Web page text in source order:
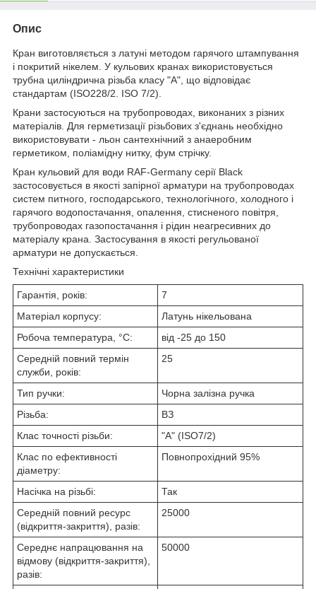
Опис
Кран виготовляється з латуні методом гарячого штампування
і покритий нікелем. У кульових кранах використовується
трубна циліндрична різьба класу "А", що відповідає
стандартам (ISO228/2. ISO 7/2).
Крани застосуються на трубопроводах, виконаних з різних
матеріалів. Для герметизації різьбових з'єднань необхідно
використовувати - льон сантехнічний з анаеробним
герметиком, поліамідну нитку, фум стрічку.
Кран кульовий для води RAF-Germany серії Black
застосовується в якості запірної арматури на трубопроводах
систем питного, господарського, технологічного, холодного і
гарячого водопостачання, опалення, стисненого повітря,
трубопроводах газопостачання і рідин неагресивних до
матеріалу крана. Застосування в якості регульованої
арматури не допускається.
Технічні характеристики
Гарантія, років:
7
Матеріал корпусу:
Латунь нікельована
Робоча температура, °C:
від -25 до 150
Середній повний термін
служби, років:
25
Тип ручки:
Чорна залізна ручка
Різьба:
ВЗ
Клас точності різьби:
"А" (ISO7/2)
Клас по ефективності
діаметру:
Повнопрохідний 95%
Насічка на різьбі:
Так
Середній повний ресурс
(відкриття-закриття), разів:
25000
Середнє напрацювання на
відмову (відкриття-закриття),
разів:
50000